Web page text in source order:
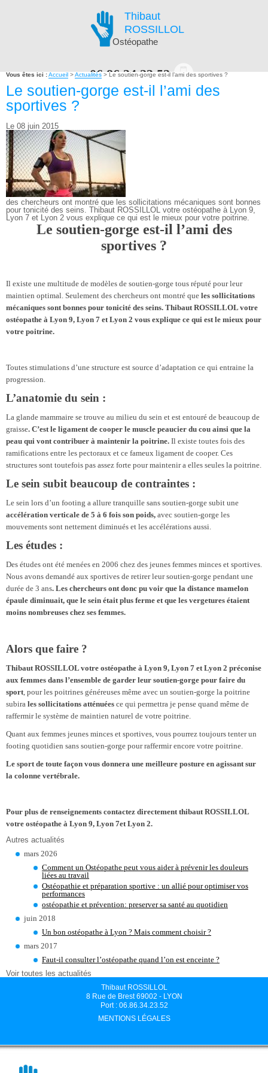
Thibaut
ROSSILLOL
Ostéopathe
06.86.34.23.52
PRENDRE RENDEZ-VOUS EN LIGNE
NAVIGATION
Vous êtes ici :Accueil >Actualités > Le soutien-gorge est-il l’ami des sportives ?
Le soutien-gorge est-il l’ami des
sportives ?
Le 08 juin 2015
des chercheurs ont montré que les sollicitations mécaniques sont bonnes
pour tonicité des seins. Thibaut ROSSILLOL votre ostéopathe à Lyon 9,
Lyon 7 et Lyon 2 vous explique ce qui est le mieux pour votre poitrine.
Le soutien-gorge est-il l’ami des
sportives ?
Il existe une multitude de modèles de soutien-gorge tous réputé pour leur
maintien optimal. Seulement des chercheurs ont montré que les sollicitations
mécaniques sont bonnes pour tonicité des seins. Thibaut ROSSILLOL votre
ostéopathe à Lyon 9, Lyon 7 et Lyon 2 vous explique ce qui est le mieux pour
votre poitrine.
Toutes stimulations d’une structure est source d’adaptation ce qui entraine la
progression.
L’anatomie du sein :
La glande mammaire se trouve au milieu du sein et est entouré de beaucoup de
graisse. C’est le ligament de cooper le muscle peaucier du cou ainsi que la
peau qui vont contribuer à maintenir la poitrine. Il existe toutes fois des
ramifications entre les pectoraux et ce fameux ligament de cooper. Ces
structures sont toutefois pas assez forte pour maintenir a elles seules la poitrine.
Le sein subit beaucoup de contraintes :
Le sein lors d’un footing a allure tranquille sans soutien-gorge subit une
accélération verticale de 5 à 6 fois son poids, avec soutien-gorge les
mouvements sont nettement diminués et les accélérations aussi.
Les études :
Des études ont été menées en 2006 chez des jeunes femmes minces et sportives.
Nous avons demandé aux sportives de retirer leur soutien-gorge pendant une
durée de 3 ans. Les chercheurs ont donc pu voir que la distance mamelon
épaule diminuait, que le sein était plus ferme et que les vergetures étaient
moins nombreuses chez ses femmes.
Alors que faire ?
Thibaut ROSSILLOL votre ostéopathe à Lyon 9, Lyon 7 et Lyon 2 préconise
aux femmes dans l’ensemble de garder leur soutien-gorge pour faire du
sport, pour les poitrines généreuses même avec un soutien-gorge la poitrine
subira les sollicitations atténuées ce qui permettra je pense quand même de
raffermir le système de maintien naturel de votre poitrine.
Quant aux femmes jeunes minces et sportives, vous pourrez toujours tenter un
footing quotidien sans soutien-gorge pour raffermir encore votre poitrine.
Le sport de toute façon vous donnera une meilleure posture en agissant sur
la colonne vertébrale.
Pour plus de renseignements contactez directement thibaut ROSSILLOL
votre ostéopathe à Lyon 9, Lyon 7et Lyon 2.
Autres actualités
mars 2026
Comment un Ostéopathe peut vous aider à prévenir les douleurs
liées au travail
Ostéopathie et préparation sportive : un allié pour optimiser vos
performances
ostéopathie et prévention: preserver sa santé au quotidien
juin 2018
Un bon ostéopathe à Lyon ? Mais comment choisir ?
mars 2017
Faut-il consulter l’ostéopathe quand l’on est enceinte ?
Voir toutes les actualités
Thibaut ROSSILLOL
8 Rue de Brest 69002 - LYON
Port : 06.86.34.23.52
MENTIONS LÉGALES